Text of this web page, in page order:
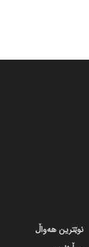
نوێترین هەواڵ